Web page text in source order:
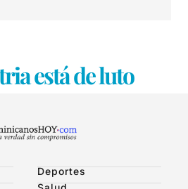
está de luto
Deportes